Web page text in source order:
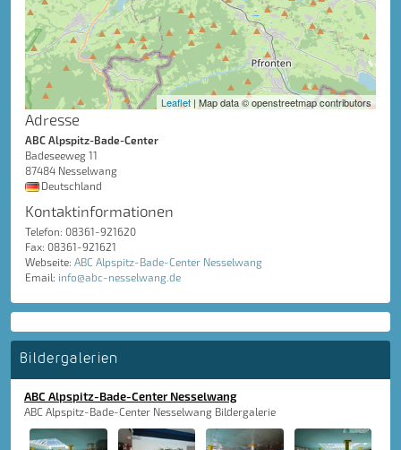
Leaflet | Map data © openstreetmap contributors
Adresse
ABC Alpspitz-Bade-Center
Badeseeweg 11
87484 Nesselwang
Deutschland
Kontaktinformationen
Telefon: 08361-921620
Fax: 08361-921621
Webseite: ABC Alpspitz-Bade-Center Nesselwang
Email: info@abc-nesselwang.de
Bildergalerien
ABC Alpspitz-Bade-Center Nesselwang
ABC Alpspitz-Bade-Center Nesselwang Bildergalerie